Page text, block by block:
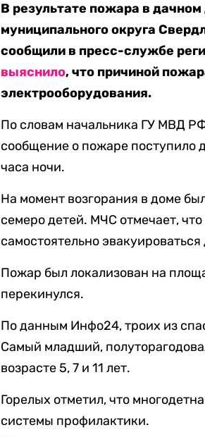
В результате пожара в
муниципального округа
сообщили в пресс-службе
выяснило, что причиной
электрооборудования.
По словам начальника ГУ МВД
сообщение о пожаре поступило
часа ночи.
На момент возгорания в доме
семеро детей. МЧС отмечает,
самостоятельно
Пожар был локализован на
перекинулся.
По данным Инфо24, троих из
Самый младший,
возрасте 5, 7 и 11 лет.
Горелых отметил, что
системы профилактики.